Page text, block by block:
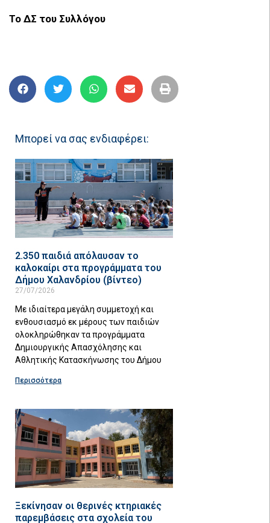
Το ΔΣ του Συλλόγου
Μπορεί να σας ενδιαφέρει:
2.350 παιδιά απόλαυσαν το
καλοκαίρι στα προγράμματα του
Δήμου Χαλανδρίου (βίντεο)
27/07/2026
Με ιδιαίτερα μεγάλη συμμετοχή και
ενθουσιασμό εκ μέρους των παιδιών
ολοκληρώθηκαν τα προγράμματα
Δημιουργικής Απασχόλησης και
Αθλητικής Κατασκήνωσης του Δήμου
Περισσότερα
Ξεκίνησαν οι θερινές κτηριακές
παρεμβάσεις στα σχολεία του